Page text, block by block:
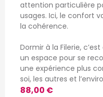
attention particulière
usages. Ici, le confort
la cohérence.
Dormir à la Filerie,
un espace pour se
une expérience plus
soi, les autres et
88,00 €